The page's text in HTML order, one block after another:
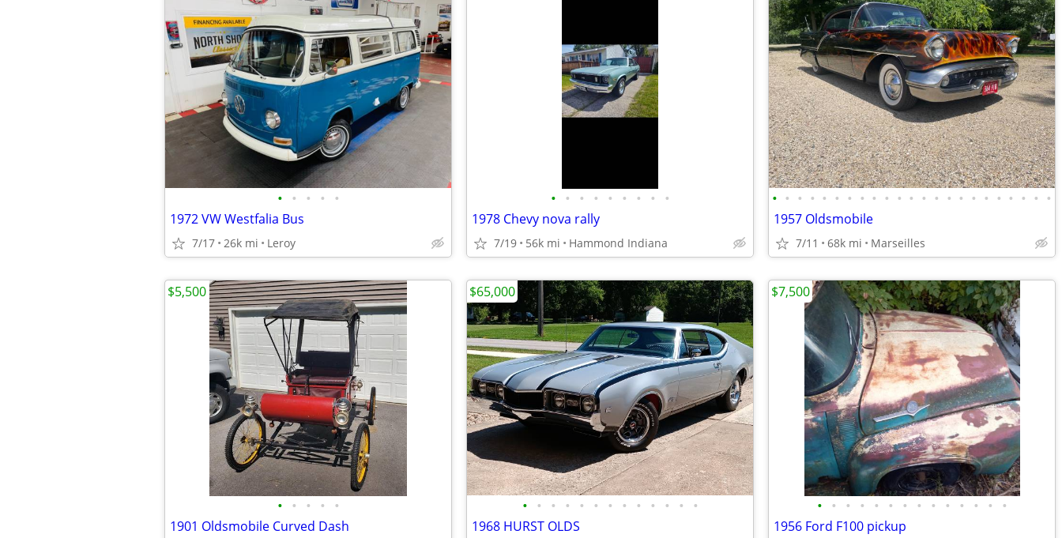
• • • • •
1972 VW Westfalia Bus
7/17 26k mi Leroy
• • • • • • • • •
1978 Chevy nova rally
7/19 56k mi Hammond Indiana
• • • • • • • • • • • • • • • • • • • • • • •
1957 Oldsmobile
7/11 68k mi Marseilles
• • • • •
1901 Oldsmobile Curved Dash
$5,500
• • • • • • • • • • • • •
1968 HURST OLDS
$65,000
• • • • • • • • • • • • • •
1956 Ford F100 pickup
$7,500